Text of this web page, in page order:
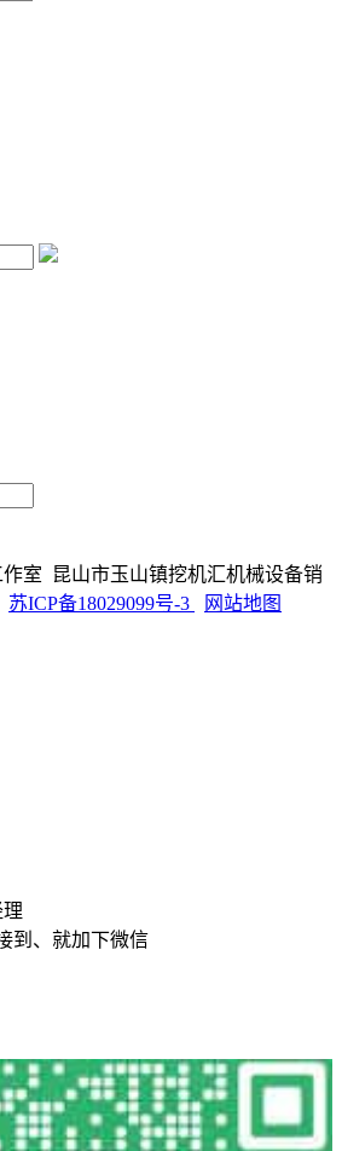
室 昆山市玉山镇挖机汇机械设备销
苏ICP备18029099号-3 网站地图
理
到、就加下微信